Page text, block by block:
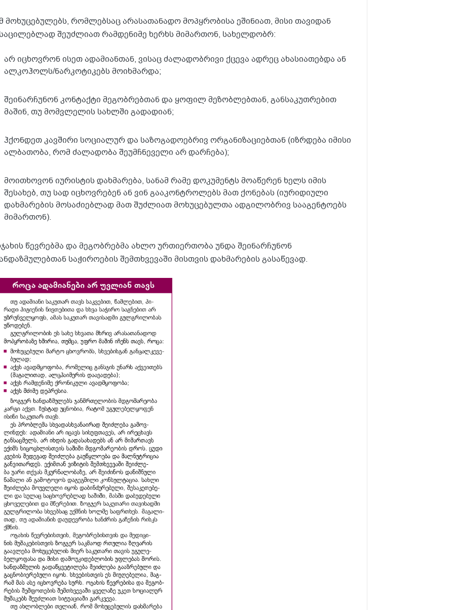
მოხუცებულებს, რომლებსაც არასათანადო მოპყრობისა ეშინიათ, მისი თავიდან
შეუძლიათ რამდენიმე ხერხს მიმართონ, სახელდობრ:
არ იცხოვრონ ისეთ ადამიანთან, ვისაც ძალადობრივი ქცევა ადრეც ახასიათებდა ან
ალკოჰოლს/ნარკოტიკებს მოიხმარდა;
შეინარჩუნონ კონტაქტი მეგობრებთან და ყოფილ მეზობლებთან, განსაკუთრებით
მაშინ, თუ მომვლელის სახლში გადადიან;
ჰქონდეთ კავშირი სოციალურ და საზოგადოებრივ ორგანიზაციებთან (იზრდება იმისი
ალბათობა, რომ ძალადობა შეუმჩნეველი არ დარჩება);
მოითხოვონ იურისტის დახმარება, სანამ რამე დოკუმენტს მოაწერენ ხელს იმის
შესახებ, თუ სად იცხოვრებენ ან ვინ გააკონტროლებს მათ ქონებას (იურიდიული
დახმარების მოსაძიებლად მათ შუძლიათ მოხუცებულთა ადგილობრივ სააგენტოებს
მიმართონ).
წევრებმა და მეგობრებმა ახლო ურთიერთობა უნდა შეინარჩუნონ
საჭიროების შემთხვევაში მისთვის დახმარების გასაწევად.